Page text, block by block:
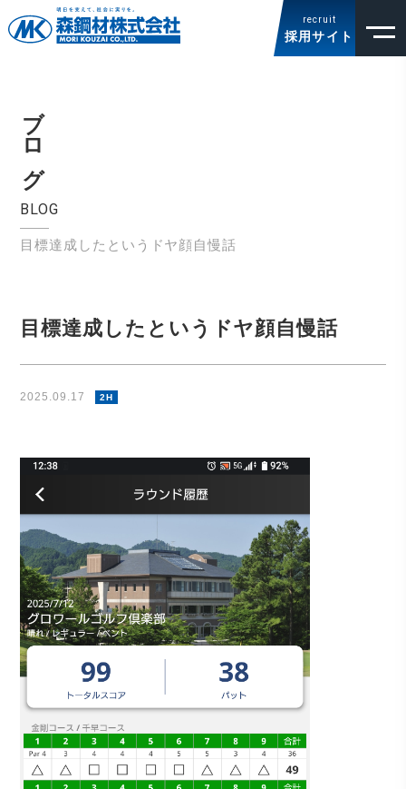
recruit
採用サイト
ブログ
BLOG
目標達成したというドヤ顔自慢話
目標達成したというドヤ顔自慢話
2025.09.17 2H